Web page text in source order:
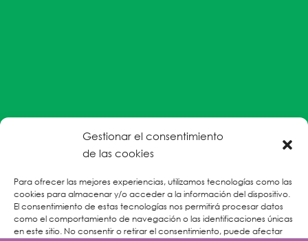
Gestionar el consentimiento
de las cookies
Para ofrecer las mejores experiencias, utilizamos tecnologías como las
cookies para almacenar y/o acceder a la información del dispositivo.
El consentimiento de estas tecnologías nos permitirá procesar datos
como el comportamiento de navegación o las identificaciones únicas
en este sitio. No consentir o retirar el consentimiento, puede afectar
#EnColectiva estamos comprometidas con la
parte del personal humanitario hacia personas
refugiadas, migrantes desplazadas internas y/o
victimas sobrevivientes de Violencias Basadas en
Género.